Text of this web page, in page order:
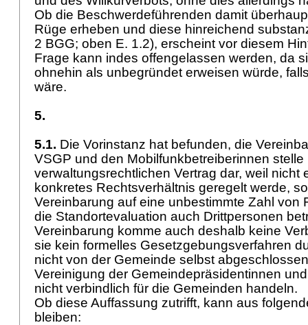
Ob die Beschwerdeführenden damit
Rüge erheben und diese hinreichend
2 BGG; oben E. 1.2), erscheint vor diesem
Frage kann indes offengelassen werden, da
ohnehin als unbegründet erweisen würde,
wäre.
5.
5.1. Die Vorinstanz hat befunden, die
VSGP und den Mobilfunkbetreiberinnen stelle
verwaltungsrechtlichen Vertrag dar, weil nicht
konkretes Rechtsverhältnis geregelt werde,
Vereinbarung auf eine unbestimmte Zahl von
die Standortevaluation auch Drittpersonen
Vereinbarung komme auch deshalb keine
sie kein formelles Gesetzgebungsverfahren
nicht von der Gemeinde selbst
Vereinigung der Gemeindepräsidentinnen
nicht verbindlich für die Gemeinden handeln.
Ob diese Auffassung zutrifft, kann aus
bleiben: